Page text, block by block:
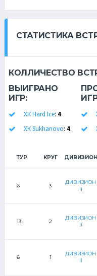
СТАТИСТИКА
КОЛЛИЧЕСТВО
ВЫИГРАНО
ИГР:
ХК Hard Ice: 4
ХК Sukhanovo: 4
ТУР КРУГ ДИВИЗИОН
6 3
ДИВИЗИОН
II
13 2
ДИВИЗИОН
II
6 1
ДИВИЗИОН
II